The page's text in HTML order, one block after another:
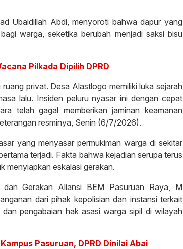
Ubaidillah Abdi, menyoroti bahwa dapur yang
warga, seketika berubah menjadi saksi bisu
Pilkada Dipilih DPRD
privat. Desa Alastlogo memiliki luka sejarah
lalu. Insiden peluru nyasar ini dengan cepat
telah gagal memberikan jaminan keamanan
resminya, Senin (6/7/2026).
yang menyasar permukiman warga di sekitar
terjadi. Fakta bahwa kejadian serupa terus
menyiapkan eskalasi gerakan.
Gerakan Aliansi BEM Pasuruan Raya, M
dari pihak kepolisian dan instansi terkait
pengabaian hak asasi warga sipil di wilayah
Pasuruan, DPRD Dinilai Abai